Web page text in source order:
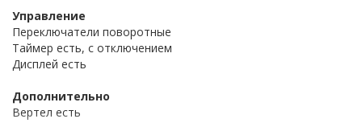
Управление
Переключатели поворотные
Таймер есть, с отключением
Дисплей есть
Дополнительно
Вертел есть